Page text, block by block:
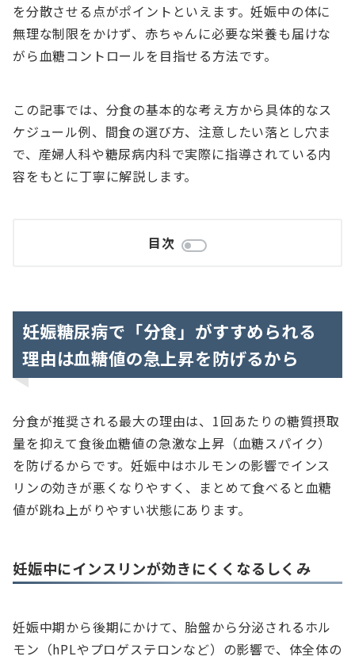
を分散させる点がポイントといえます。妊娠中の体に
無理な制限をかけず、赤ちゃんに必要な栄養も届けな
がら血糖コントロールを目指せる方法です。
この記事では、分食の基本的な考え方から具体的なス
ケジュール例、間食の選び方、注意したい落とし穴ま
で、産婦人科や糖尿病内科で実際に指導されている内
容をもとに丁寧に解説します。
目次
妊娠糖尿病で「分食」がすすめられる
理由は血糖値の急上昇を防げるから
分食が推奨される最大の理由は、1回あたりの糖質摂取
量を抑えて食後血糖値の急激な上昇（血糖スパイク）
を防げるからです。妊娠中はホルモンの影響でインス
リンの効きが悪くなりやすく、まとめて食べると血糖
値が跳ね上がりやすい状態にあります。
妊娠中にインスリンが効きにくくなるしくみ
妊娠中期から後期にかけて、胎盤から分泌されるホル
モン（hPLやプロゲステロンなど）の影響で、体全体の